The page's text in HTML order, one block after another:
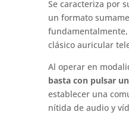
Se caracteriza por
un formato
clásico auricular
Al operar en
basta con pulsar
establecer una
nítida de audio y